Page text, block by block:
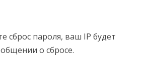
сброс пароля, ваш IP будет
о сбросе.